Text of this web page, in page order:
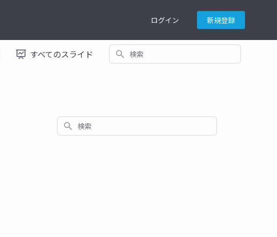
ログイン 新規登録
すべてのスライド 検索
検索